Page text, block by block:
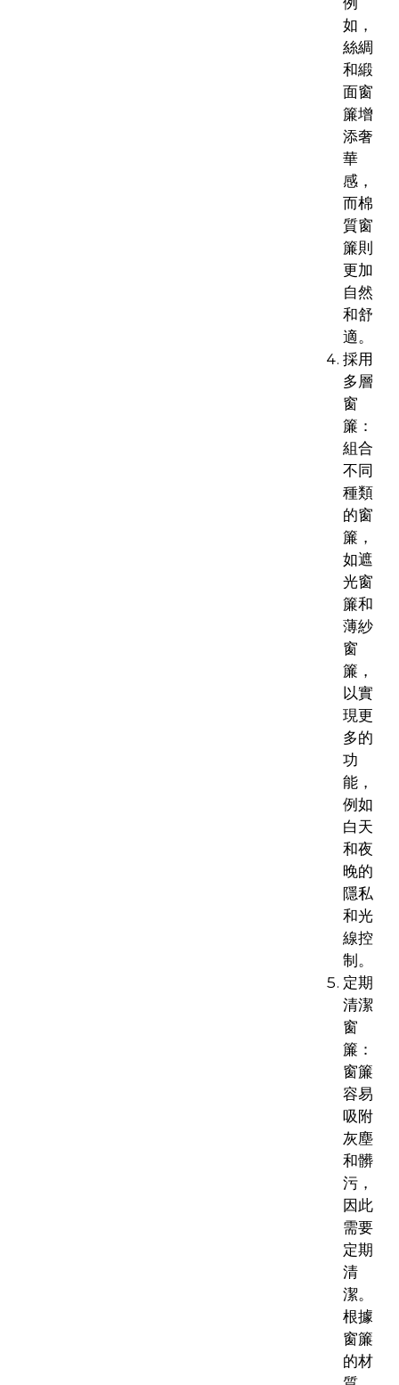
如，
絲綢
和緞
面窗
簾增
添奢
華
感，
而棉
質窗
簾則
更加
自然
和舒
適。
採用
多層
窗
簾：
組合
不同
種類
的窗
簾，
如遮
光窗
簾和
薄紗
窗
簾，
以實
現更
多的
功
能，
例如
白天
和夜
晚的
隱私
和光
線控
制。
定期
清潔
窗
簾：
窗簾
容易
吸附
灰塵
和髒
污，
因此
需要
定期
清
潔。
根據
窗簾
的材